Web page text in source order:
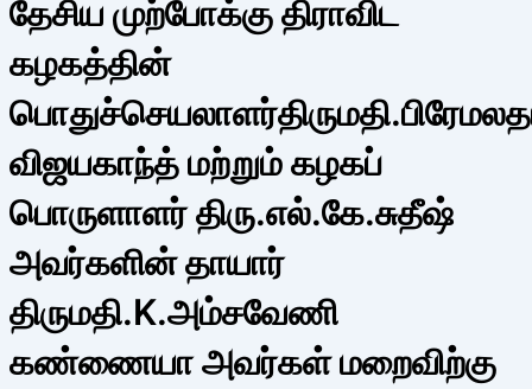
தேசிய முற்போக்கு திராவிட
கழகத்தின்
விஜயகாந்த் மற்றும் கழகப்
பொருளாளர் திரு.எல்.கே.சுதீஷ்
அவர்களின் தாயார்
திருமதி.K.அம்சவேணி
கண்ணையா அவர்கள் மறைவிற்கு